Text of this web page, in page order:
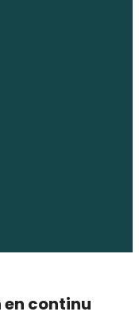
continu